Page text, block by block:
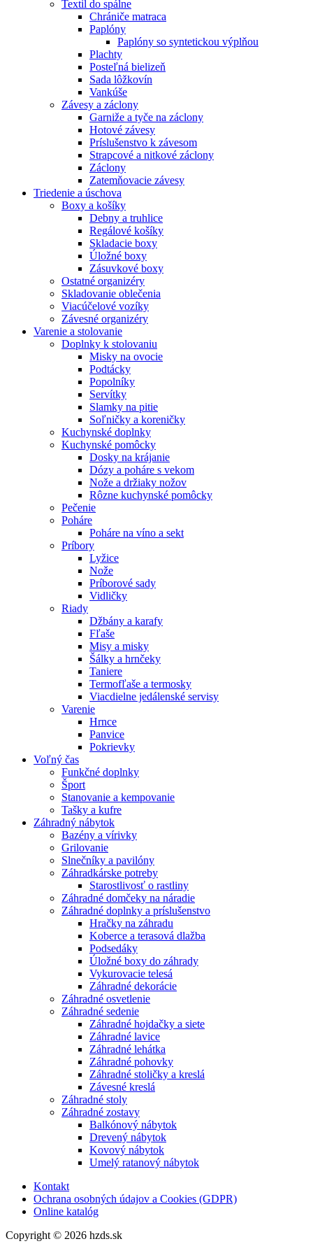
Textil do spálne
Chrániče matraca
Paplóny
Paplóny so syntetickou výplňou
Plachty
Posteľná bielizeň
Sada lôžkovín
Vankúše
Závesy a záclony
Garniže a tyče na záclony
Hotové závesy
Príslušenstvo k závesom
Strapcové a nitkové záclony
Záclony
Zatemňovacie závesy
Triedenie a úschova
Boxy a košíky
Debny a truhlice
Regálové košíky
Skladacie boxy
Úložné boxy
Zásuvkové boxy
Ostatné organizéry
Skladovanie oblečenia
Viacúčelové vozíky
Závesné organizéry
Varenie a stolovanie
Doplnky k stolovaniu
Misky na ovocie
Podtácky
Popolníky
Servítky
Slamky na pitie
Soľničky a koreničky
Kuchynské doplnky
Kuchynské pomôcky
Dosky na krájanie
Dózy a poháre s vekom
Nože a držiaky nožov
Rôzne kuchynské pomôcky
Pečenie
Poháre
Poháre na víno a sekt
Príbory
Lyžice
Nože
Príborové sady
Vidličky
Riady
Džbány a karafy
Fľaše
Misy a misky
Šálky a hrnčeky
Taniere
Termofľaše a termosky
Viacdielne jedálenské servisy
Varenie
Hrnce
Panvice
Pokrievky
Voľný čas
Funkčné doplnky
Šport
Stanovanie a kempovanie
Tašky a kufre
Záhradný nábytok
Bazény a vírivky
Grilovanie
Slnečníky a pavilóny
Záhradkárske potreby
Starostlivosť o rastliny
Záhradné domčeky na náradie
Záhradné doplnky a príslušenstvo
Hračky na záhradu
Koberce a terasová dlažba
Podsedáky
Úložné boxy do záhrady
Vykurovacie telesá
Záhradné dekorácie
Záhradné osvetlenie
Záhradné sedenie
Záhradné hojdačky a siete
Záhradné lavice
Záhradné lehátka
Záhradné pohovky
Záhradné stoličky a kreslá
Závesné kreslá
Záhradné stoly
Záhradné zostavy
Balkónový nábytok
Drevený nábytok
Kovový nábytok
Umelý ratanový nábytok
Kontakt
Ochrana osobných údajov a Cookies (GDPR)
Online katalóg
Copyright © 2026 hzds.sk